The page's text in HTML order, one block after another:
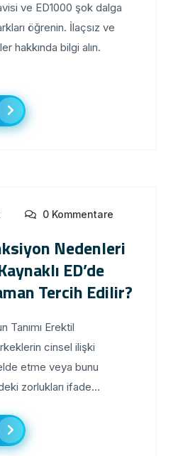
ve ED1000 şok dalga
öğrenin. İlaçsız ve
hakkında bilgi alın.
0 Kommentare
Nedenleri
ED’de
Tercih Edilir?
Tanımı Erektil
cinsel ilişki
etme veya bunu
zorlukları ifade...